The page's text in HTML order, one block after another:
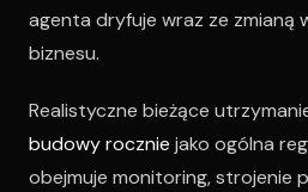
agenta dryfuje wraz ze zmianą
biznesu.
Realistyczne bieżące
budowy rocznie jako ogólna
obejmuje monitoring, strojenie